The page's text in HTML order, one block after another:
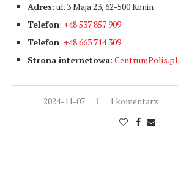
Adres: ul. 3 Maja 23, 62-500 Konin
Telefon: +48 537 857 909
Telefon: +48 663 714 309
Strona internetowa: CentrumPolis.pl
2024-11-07 1 komentarz